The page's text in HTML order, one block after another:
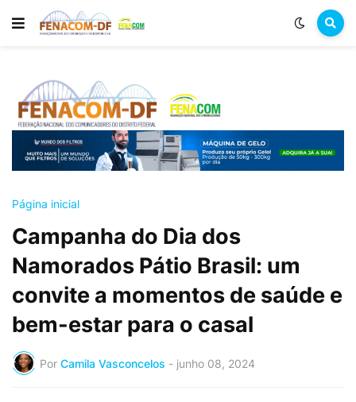
Página inicial
Campanha do Dia dos
Namorados Pátio Brasil: um
convite a momentos de saúde e
bem-estar para o casal
Por Camila Vasconcelos - junho 08, 2024